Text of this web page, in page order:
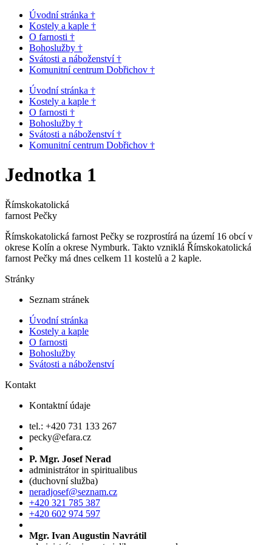
Přejít
obsahu
Úvodní stránka †
Kostely a kaple †
O farnosti †
Bohoslužby †
Svátosti a náboženství †
Komunitní centrum Dobřichov †
Úvodní stránka †
Kostely a kaple †
O farnosti †
Bohoslužby †
Svátosti a náboženství †
Komunitní centrum Dobřichov †
Jednotka 1
Římskokatolická
farnost Pečky
Římskokatolická farnost Pečky se rozprostírá na území 16 obcí v
okrese Kolín a okrese Nymburk. Takto vzniklá Římskokatolická
farnost Pečky má dnes celkem 11 kostelů a 2 kaple.
Stránky
Seznam stránek
Úvodní stránka
Kostely a kaple
O farnosti
Bohoslužby
Svátosti a náboženství
Kontakt
Kontaktní údaje
tel.: +420 731 133 267
pecky@efara.cz
P. Mgr. Josef Nerad
administrátor in spiritualibus
(duchovní služba)
neradjosef@seznam.cz
+420 321 785 387
+420 602 974 597
Mgr. Ivan Augustin Navrátil